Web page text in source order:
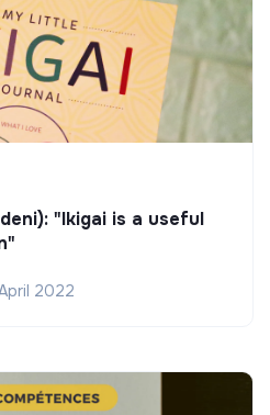
"Ikigai is a useful
2022